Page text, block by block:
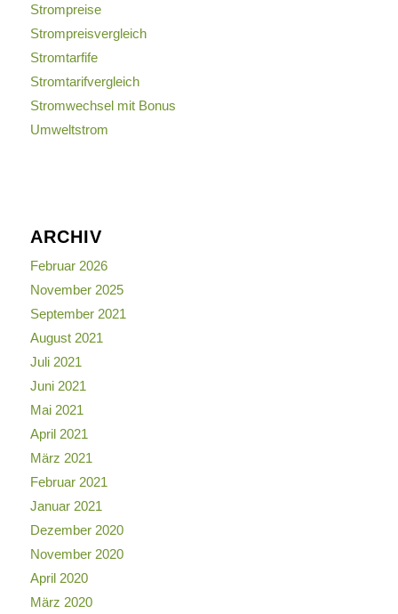
Strompreise
Strompreisvergleich
Stromtarfife
Stromtarifvergleich
Stromwechsel mit Bonus
Umweltstrom
ARCHIV
Februar 2026
November 2025
September 2021
August 2021
Juli 2021
Juni 2021
Mai 2021
April 2021
März 2021
Februar 2021
Januar 2021
Dezember 2020
November 2020
April 2020
März 2020